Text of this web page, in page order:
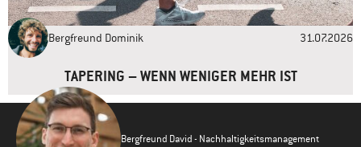
Bergfreund Dominik 31.07.2026
TAPERING – WENN WENIGER MEHR IST
Bergfreund David - Nachhaltigkeitsmanagement